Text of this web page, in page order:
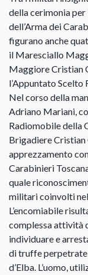
della cerimonia
dell’Arma dei
figurano anche
il Maresciallo
Maggiore Cristian
l’Appuntato Scelto
Nel corso della
Adriano Mariani,
Radiomobile della
Brigadiere
apprezzamento
Carabinieri
quale
militari coinvolti
L’encomiabile
complessa attività
individuare e
di truffe perpetrate
d’Elba. L’uomo,